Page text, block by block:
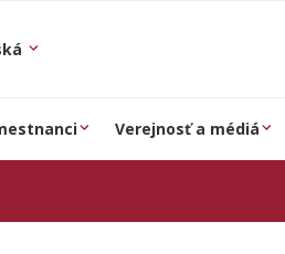
Verejnosť a médiá